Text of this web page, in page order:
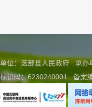
位：迭部县人民政府 承
识码：6230240001
备案